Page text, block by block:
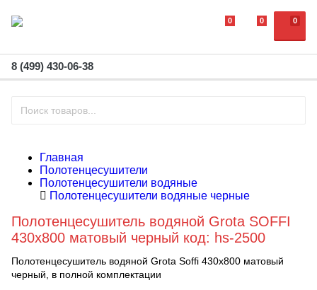
0
0 0
8 (499) 430-06-38
Главная
Полотенцесушители
Полотенцесушители водяные
Полотенцесушители водяные черные
Полотенцесушитель водяной Grota SOFFI
430x800 матовый черный код: hs-2500
Полотенцесушитель водяной Grota Soffi 430х800 матовый
черный, в полной комплектации